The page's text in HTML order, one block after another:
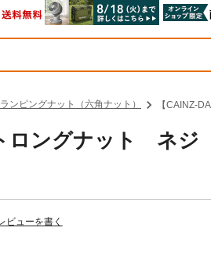
ンピングナット（六角ナット） 【CAINZ-
ロングナット ネ
ビューを書く